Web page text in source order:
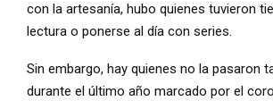
con la artesanía, hubo quienes tuvieron
lectura o ponerse al día con series.
Sin embargo, hay quienes no la pasaron
durante el último año marcado por el